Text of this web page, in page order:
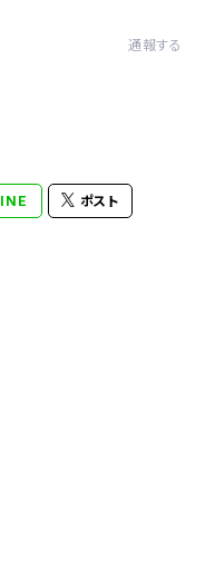
通報する
ポスト